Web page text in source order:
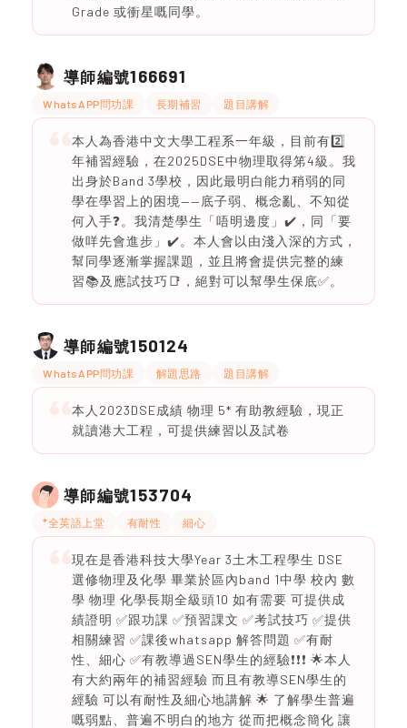
Grade 或衝星嘅同學。
導師編號166691
WhatsAPP問功課 長期補習 題目講解
本人為香港中文大學工程系一年級，目前有2️⃣
年補習經驗，在2025DSE中物理取得笫4級。我
出身於Band 3學校，因此最明白能力稍弱的同
學在學習上的困境——底子弱、概念亂、不知從
何入手❓️。我清楚學生「唔明邊度」✔️，同「要
做咩先會進步」✔️。本人會以由淺入深的方式，
幫同學逐漸掌握課題，並且將會提供完整的練
習📚及應試技巧📑，絕對可以幫學生保底✅️。
導師編號150124
WhatsAPP問功課 解題思路 題目講解
本人2023DSE成績 物理 5* 有助教經驗，現正
就讀港大工程，可提供練習以及試卷
導師編號153704
*全英語上堂 有耐性 細心
現在是香港科技大學Year 3土木工程學生 DSE
選修物理及化學 畢業於區內band 1中學 校內 數
學 物理 化學長期全級頭10 如有需要 可提供成
績證明 ✅跟功課 ✅預習課文 ✅考試技巧 ✅提供
相關練習 ✅課後whatsapp 解答問題 ✅有耐
性、細心 ✅有教導過SEN學生的經驗❗️❗️❗️ 🌟本人
有大約兩年的補習經驗 而且有教導SEN學生的
經驗 可以有耐性及細心地講解 🌟 了解學生普遍
嘅弱點、普遍不明白的地方 從而把概念簡化 讓